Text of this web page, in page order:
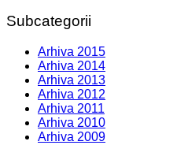
Subcategorii
Arhiva 2015
Arhiva 2014
Arhiva 2013
Arhiva 2012
Arhiva 2011
Arhiva 2010
Arhiva 2009